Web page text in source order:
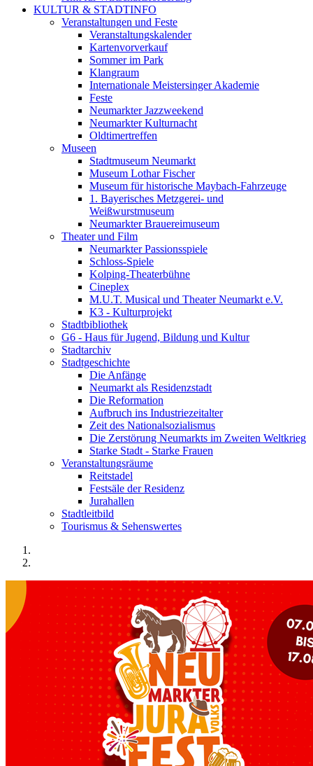
KULTUR & STADTINFO
Veranstaltungen und Feste
Veranstaltungskalender
Kartenvorverkauf
Sommer im Park
Klangraum
Internationale Meistersinger Akademie
Feste
Neumarkter Jazzweekend
Neumarkter Kulturnacht
Oldtimertreffen
Museen
Stadtmuseum Neumarkt
Museum Lothar Fischer
Museum für historische Maybach-Fahrzeuge
1. Bayerisches Metzgerei- und
Weißwurstmuseum
Neumarkter Brauereimuseum
Theater und Film
Neumarkter Passionsspiele
Schloss-Spiele
Kolping-Theaterbühne
Cineplex
M.U.T. Musical und Theater Neumarkt e.V.
K3 - Kulturprojekt
Stadtbibliothek
G6 - Haus für Jugend, Bildung und Kultur
Stadtarchiv
Stadtgeschichte
Die Anfänge
Neumarkt als Residenzstadt
Die Reformation
Aufbruch ins Industriezeitalter
Zeit des Nationalsozialismus
Die Zerstörung Neumarkts im Zweiten Weltkrieg
Starke Stadt - Starke Frauen
Veranstaltungsräume
Reitstadel
Festsäle der Residenz
Jurahallen
Stadtleitbild
Tourismus & Sehenswertes